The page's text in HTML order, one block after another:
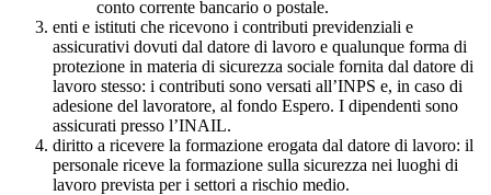
conto corrente bancario o postale.
enti e istituti che ricevono i contributi previdenziali e
assicurativi dovuti dal datore di lavoro e qualunque forma di
protezione in materia di sicurezza sociale fornita dal datore di
lavoro stesso: i contributi sono versati all’INPS e, in caso di
adesione del lavoratore, al fondo Espero. I dipendenti sono
assicurati presso l’INAIL.
diritto a ricevere la formazione erogata dal datore di lavoro: il
personale riceve la formazione sulla sicurezza nei luoghi di
lavoro prevista per i settori a rischio medio.